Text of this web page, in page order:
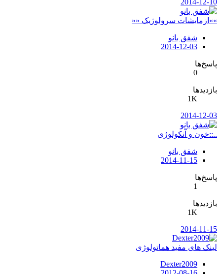
2014-12-10
»»ازمایشات سرولوژیک ««
شفق بانو
2014-12-03
پاسخ‌ها
0
بازدیدها
1K
2014-12-03
..::خون و آنکولوژی
شفق بانو
2014-11-15
پاسخ‌ها
1
بازدیدها
1K
2014-11-15
لینک های مفید هماتولوژی
Dexter2009